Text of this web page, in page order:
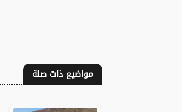
مواضيع ذات صلة